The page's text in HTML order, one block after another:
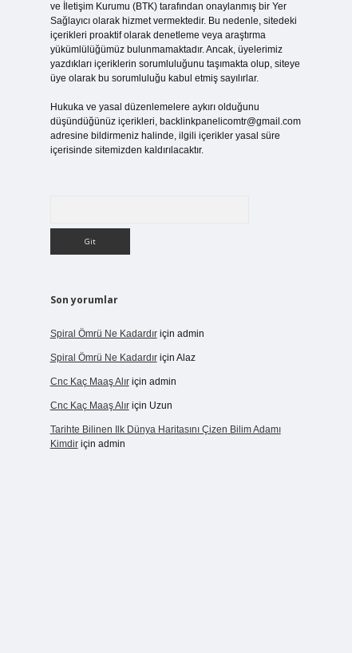
ve İletişim Kurumu (BTK) tarafından onaylanmış bir Yer
Sağlayıcı olarak hizmet vermektedir. Bu nedenle, sitedeki
içerikleri proaktif olarak denetleme veya araştırma
yükümlülüğümüz bulunmamaktadır. Ancak, üyelerimiz
yazdıkları içeriklerin sorumluluğunu taşımakta olup, siteye
üye olarak bu sorumluluğu kabul etmiş sayılırlar.
Hukuka ve yasal düzenlemelere aykırı olduğunu
düşündüğünüz içerikleri, backlinkpanelicomtr@gmail.com
adresine bildirmeniz halinde, ilgili içerikler yasal süre
içerisinde sitemizden kaldırılacaktır.
Son yorumlar
Spiral Ömrü Ne Kadardıriçin admin
Spiral Ömrü Ne Kadardıriçin Alaz
Cnc Kaç Maaş Alıriçin admin
Cnc Kaç Maaş Alıriçin Uzun
Tarihte Bilinen Ilk Dünya Haritasını Çizen Bilim Adamı
Kimdiriçin admin